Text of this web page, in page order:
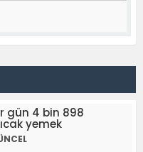
gün 4 bin 898
yemek